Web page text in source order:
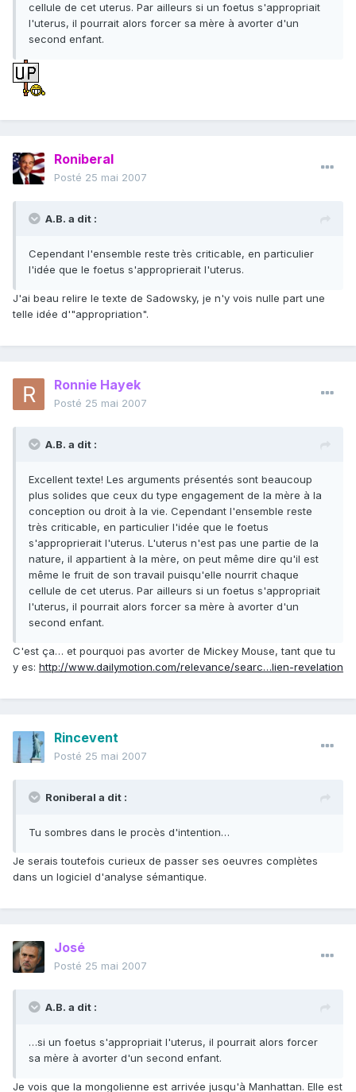
cellule de cet uterus. Par ailleurs si un foetus s'appropriait
l'uterus, il pourrait alors forcer sa mère à avorter d'un
second enfant.
Roniberal
Posté 25 mai 2007
A.B. a dit :
Cependant l'ensemble reste très criticable, en particulier
l'idée que le foetus s'approprierait l'uterus.
J'ai beau relire le texte de Sadowsky, je n'y vois nulle part une
telle idée d'"appropriation".
Ronnie Hayek
Posté 25 mai 2007
A.B. a dit :
Excellent texte! Les arguments présentés sont beaucoup
plus solides que ceux du type engagement de la mère à la
conception ou droit à la vie. Cependant l'ensemble reste
très criticable, en particulier l'idée que le foetus
s'approprierait l'uterus. L'uterus n'est pas une partie de la
nature, il appartient à la mère, on peut même dire qu'il est
même le fruit de son travail puisqu'elle nourrit chaque
cellule de cet uterus. Par ailleurs si un foetus s'appropriait
l'uterus, il pourrait alors forcer sa mère à avorter d'un
second enfant.
C'est ça… et pourquoi pas avorter de Mickey Mouse, tant que tu
y es: http://www.dailymotion.com/relevance/searc…lien-revelation
Rincevent
Posté 25 mai 2007
Roniberal a dit :
Tu sombres dans le procès d'intention…
Je serais toutefois curieux de passer ses oeuvres complètes
dans un logiciel d'analyse sémantique.
José
Posté 25 mai 2007
A.B. a dit :
…si un foetus s'appropriait l'uterus, il pourrait alors forcer
sa mère à avorter d'un second enfant.
Je vois que la mongolienne est arrivée jusqu'à Manhattan. Elle est